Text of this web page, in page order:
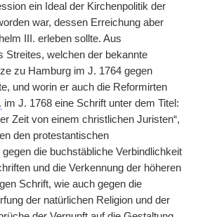
ein Ideal der Kirchenpolitik der
war, dessen Erreichung aber
III. erleben sollte. Aus
Streites, welchen der bekannte
zu Hamburg im J. 1764 gegen
und worin er auch die Reformirten
im J. 1768 eine Schrift unter dem Titel:
Zeit von einem christlichen Juristen“,
den protestantischen
die buchstäbliche Verbindlichkeit
und die Verkennung der höheren
Schrift, wie auch gegen die
der natürlichen Religion und der